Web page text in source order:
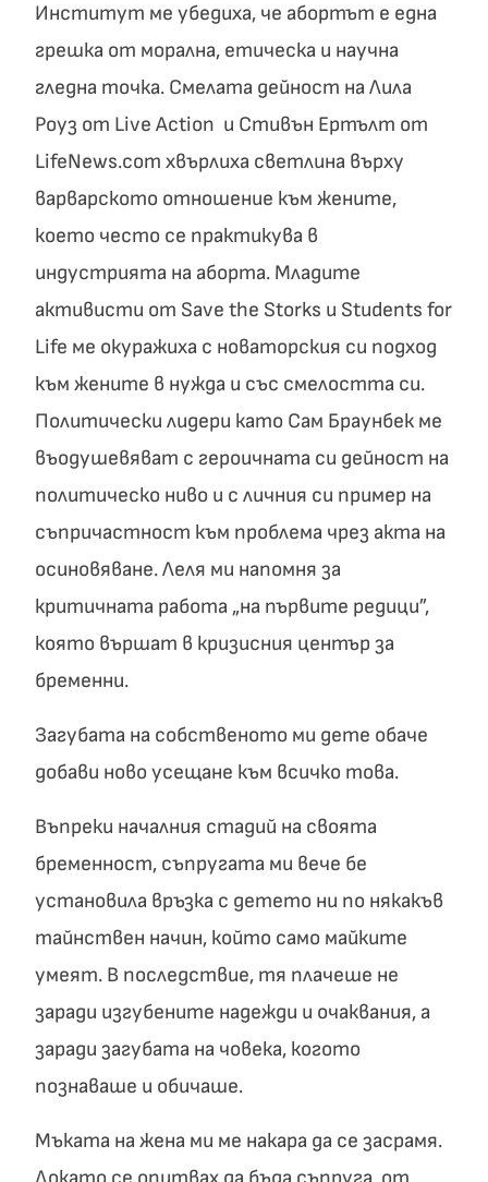
Институт ме убедиха, че абортът е една
грешка от морална, етическа и научна
гледна точка. Смелата дейност на Лила
Роуз от Live Action и Стивън Ертълт от
LifeNews.com хвърлиха светлина върху
варварското отношение към жените,
което често се практикува в
индустрията на аборта. Младите
активисти от Save the Storks и Students for
Life ме окуражиха с новаторския си подход
към жените в нужда и със смелостта си.
Политически лидери като Сам Браунбек ме
въодушевяват с героичната си дейност на
политическо ниво и с личния си пример на
съпричастност към проблема чрез акта на
осиновяване. Леля ми напомня за
критичната работа „на първите редици”,
която вършат в кризисния център за
бременни.
Загубата на собственото ми дете обаче
добави ново усещане към всичко това.
Въпреки началния стадий на своята
бременност, съпругата ми вече бе
установила връзка с детето ни по някакъв
тайнствен начин, който само майките
умеят. В последствие, тя плачеше не
заради изгубените надежди и очаквания, а
заради загубата на човека, когото
познаваше и обичаше.
Мъката на жена ми ме накара да се засрамя.